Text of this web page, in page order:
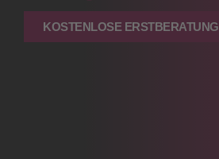
KOSTENLOSE ERSTBERATUNG